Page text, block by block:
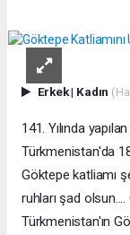
Erkek| Kadın
141. Yılında
Türkmenistan'da
Göktepe katliamı
ruhları şad
Türkmenistan'ın